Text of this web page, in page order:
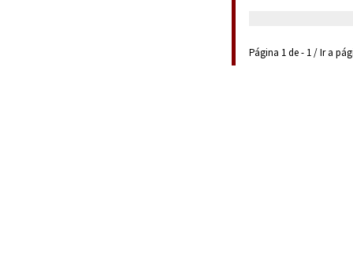
Página 1 de - 1 / Ir a